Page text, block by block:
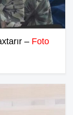
– Foto